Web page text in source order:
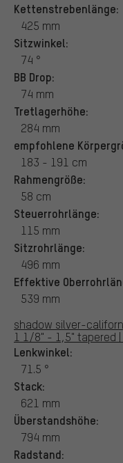
Kettenstrebenlänge:
425 mm
Sitzwinkel:
74 °
BB Drop:
74 mm
Tretlagerhöhe:
284 mm
empfohlene
183 - 191 cm
Rahmengröße:
58 cm
Steuerrohrlänge:
115 mm
Sitzrohrlänge:
496 mm
Effektive
539 mm
shadow silver-
1 1/8" - 1,5" tapered |
Lenkwinkel:
71.5 °
Stack:
621 mm
Überstandshöhe:
794 mm
Radstand: